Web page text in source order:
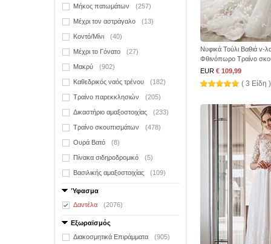
Μήκος πατωμάτων (257)
Μέχρι τον αστράγαλο (13)
Κοντό/Μίνι (40)
Μέχρι το Γόνατο (27)
Μακρύ (902)
Καθεδρικός ναός τρένου (182)
Τραίνο παρεκκλησιών (205)
Δικαστήριο αμαξοστοιχίας (233)
Τραίνο σκουπισμάτων (478)
Ουρά Βατό (8)
Πίνακα σιδηροδρομικό (5)
Βασιλικής αμαξοστοιχίας (109)
Ύφασμα
Δαντέλα
(2076)
Εξωραϊσμός
Διακοσμητικά Επιράμματα
(905)
Νυφικά Τούλι Βαθιά v-
Φθινόπωρο Τραίνο
EUR € 109,99
( 3 Είδη )